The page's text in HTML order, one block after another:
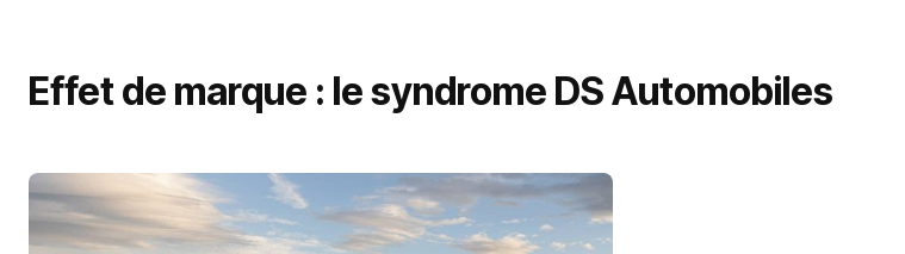
Effet de marque : le syndrome DS Automobiles